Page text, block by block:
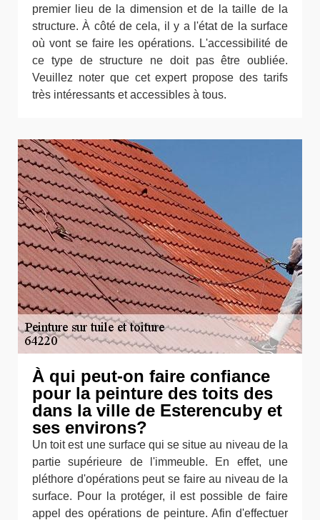
premier lieu de la dimension et de la taille de la
structure. À côté de cela, il y a l'état de la surface
où vont se faire les opérations. L'accessibilité de
ce type de structure ne doit pas être oubliée.
Veuillez noter que cet expert propose des tarifs
très intéressants et accessibles à tous.
À qui peut-on faire confiance
pour la peinture des toits des
dans la ville de Esterencuby et
ses environs?
Un toit est une surface qui se situe au niveau de la
partie supérieure de l'immeuble. En effet, une
pléthore d'opérations peut se faire au niveau de la
surface. Pour la protéger, il est possible de faire
appel des opérations de peinture. Afin d'effectuer